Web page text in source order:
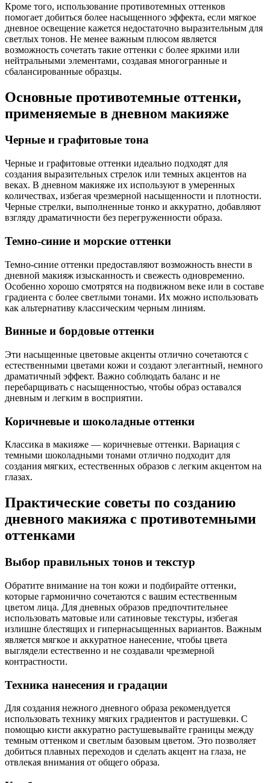
Кроме того, использование противотемных оттенков
помогает добиться более насыщенного эффекта, если мягкое
дневное освещение кажется недостаточно выразительным для
светлых тонов. Не менее важным плюсом является
возможность сочетать такие оттенки с более яркими или
нейтральными элементами, создавая многогранные и
сбалансированные образцы.
Основные противотемные оттенки,
применяемые в дневном макияже
Черные и графитовые тона
Черные и графитовые оттенки идеально подходят для
создания выразительных стрелок или темных акцентов на
веках. В дневном макияже их используют в умеренных
количествах, избегая чрезмерной насыщенности и плотности.
Черные стрелки, выполненные тонко и аккуратно, добавляют
взгляду драматичности без перегруженности образа.
Темно-синие и морские оттенки
Темно-синие оттенки предоставляют возможность внести в
дневной макияж изысканность и свежесть одновременно.
Особенно хорошо смотрятся на подвижном веке или в составе
градиента с более светлыми тонами. Их можно использовать
как альтернативу классическим черным линиям.
Винные и бордовые оттенки
Эти насыщенные цветовые акценты отлично сочетаются с
естественными цветами кожи и создают элегантный, немного
драматичный эффект. Важно соблюдать баланс и не
перебарщивать с насыщенностью, чтобы образ оставался
дневным и легким в восприятии.
Коричневые и шоколадные оттенки
Классика в макияже — коричневые оттенки. Вариация с
темными шоколадными тонами отлично подходит для
создания мягких, естественных образов с легким акцентом на
глазах.
Практические советы по созданию
дневного макияжа с противотемными
оттенками
Выбор правильных тонов и текстур
Обратите внимание на тон кожи и подбирайте оттенки,
которые гармонично сочетаются с вашим естественным
цветом лица. Для дневных образов предпочтительнее
использовать матовые или сатиновые текстуры, избегая
излишне блестящих и гипернасыщенных вариантов. Важным
является мягкое и аккуратное нанесение, чтобы цвета
выглядели естественно и не создавали чрезмерной
контрастности.
Техника нанесения и градации
Для создания нежного дневного образа рекомендуется
использовать технику мягких градиентов и растушевки. С
помощью кисти аккуратно растушевывайте границы между
темным оттенком и светлым базовым цветом. Это позволяет
добиться плавных переходов и сделать акцент на глаза, не
отвлекая внимания от общего образа.